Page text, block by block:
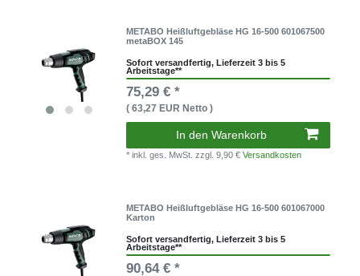
METABO Heißluftgebläse HG 16-500 601067500
metaBOX 145
Sofort versandfertig, Lieferzeit 3 bis 5
Arbeitstage**
75,29 € *
( 63,27 EUR Netto )
In den Warenkorb
* inkl. ges. MwSt.zzgl. 9,90 €Versandkosten
METABO Heißluftgebläse HG 16-500 601067000
Karton
Sofort versandfertig, Lieferzeit 3 bis 5
Arbeitstage**
90,64 € *